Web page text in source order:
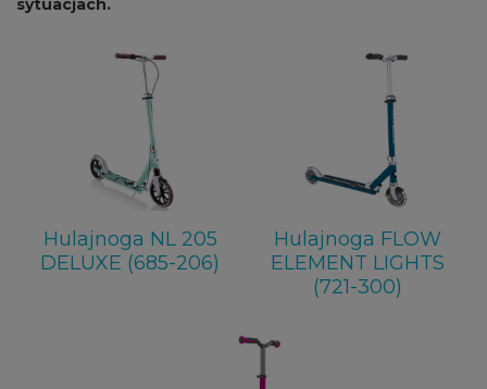
sytuacjach.
Hulajnoga NL 205
DELUXE (685-206)
Hulajnoga FLOW
ELEMENT LIGHTS
(721-300)